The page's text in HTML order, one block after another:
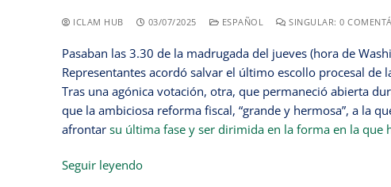
ICLAM HUB 03/07/2025 ESPAÑOL SINGULAR: 0
Pasaban las 3.30 de la madrugada del jueves (hora de
Representantes acordó salvar el último escollo procesal de
Tras una agónica votación, otra, que permaneció abierta
que la ambiciosa reforma fiscal, “grande y hermosa”, a la
afrontar su última fase y ser dirimida en la forma en la que
Seguir leyendo